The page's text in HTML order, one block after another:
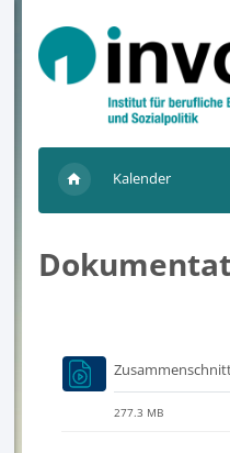
Kalender
277.3 MB